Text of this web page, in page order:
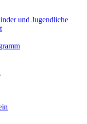
und Jugendliche